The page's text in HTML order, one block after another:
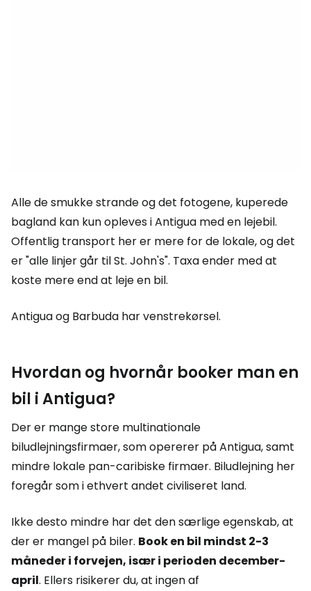
Alle de smukke strande og det fotogene, kuperede
bagland kan kun opleves i Antigua med en lejebil.
Offentlig transport her er mere for de lokale, og det
er "alle linjer går til St. John's". Taxa ender med at
koste mere end at leje en bil.
Antigua og Barbuda har venstrekørsel.
Hvordan og hvornår booker man en
bil i Antigua?
Der er mange store multinationale
biludlejningsfirmaer, som opererer på Antigua, samt
mindre lokale pan-caribiske firmaer. Biludlejning her
foregår som i ethvert andet civiliseret land.
Ikke desto mindre har det den særlige egenskab, at
der er mangel på biler. Book en bil mindst 2-3
måneder i forvejen, især i perioden december-
april. Ellers risikerer du, at ingen af